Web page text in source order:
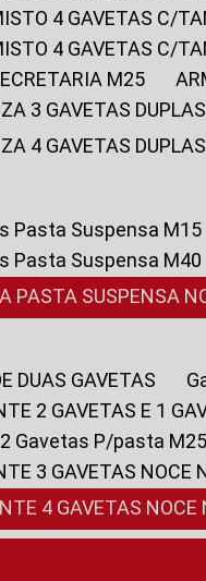
4 GAVETAS C/
4 GAVETAS C/
M25
3 GAVETAS
4 GAVETAS
Pasta Suspensa M15
Pasta Suspensa M40
PASTA SUSPENSA
DUAS GAVETAS
2 GAVETAS E 1
2 Gavetas P/pasta M25
3 GAVETAS NOCE
4 GAVETAS